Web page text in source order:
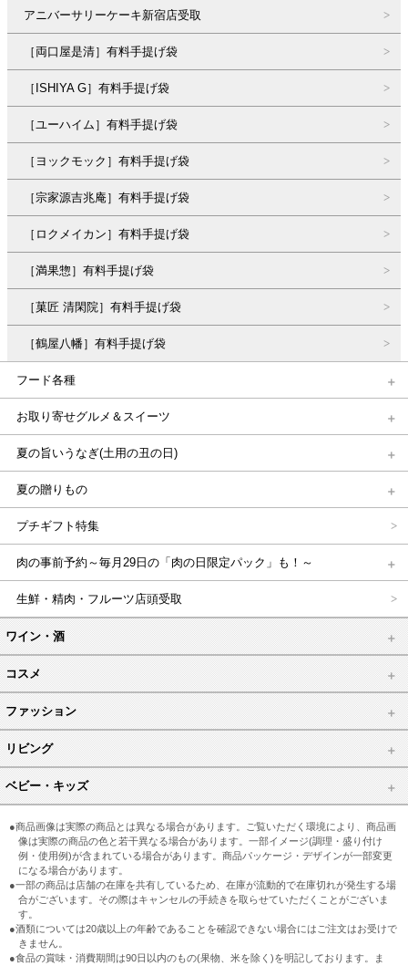
アニバーサリーケーキ新宿店受取
［両口屋是清］有料手提げ袋
［ISHIYA G］有料手提げ袋
［ユーハイム］有料手提げ袋
［ヨックモック］有料手提げ袋
［宗家源吉兆庵］有料手提げ袋
［ロクメイカン］有料手提げ袋
［満果惣］有料手提げ袋
［菓匠 清閑院］有料手提げ袋
［鶴屋八幡］有料手提げ袋
フード各種
お取り寄せグルメ＆スイーツ
夏の旨いうなぎ(土用の丑の日)
夏の贈りもの
プチギフト特集
肉の事前予約～毎月29日の「肉の日限定パック」も！～
生鮮・精肉・フルーツ店頭受取
ワイン・酒
コスメ
ファッション
リビング
ベビー・キッズ
●商品画像は実際の商品とは異なる場合があります。ご覧いただく環境により、商品画
像は実際の商品の色と若干異なる場合があります。一部イメージ(調理・盛り付け
例・使用例)が含まれている場合があります。商品パッケージ・デザインが一部変更
になる場合があります。
●一部の商品は店舗の在庫を共有しているため、在庫が流動的で在庫切れが発生する場
合がございます。その際はキャンセルの手続きを取らせていただくことがございま
す。
●酒類については20歳以上の年齢であることを確認できない場合にはご注文はお受けで
きません。
●食品の賞味・消費期間は90日以内のもの(果物、米を除く)を明記しております。ま